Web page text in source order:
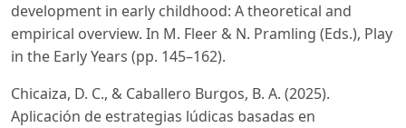
development in early childhood: A theoretical and
empirical overview. In M. Fleer & N. Pramling (Eds.), Play
in the Early Years (pp. 145–162).
Chicaiza, D. C., & Caballero Burgos, B. A. (2025).
Aplicación de estrategias lúdicas basadas en